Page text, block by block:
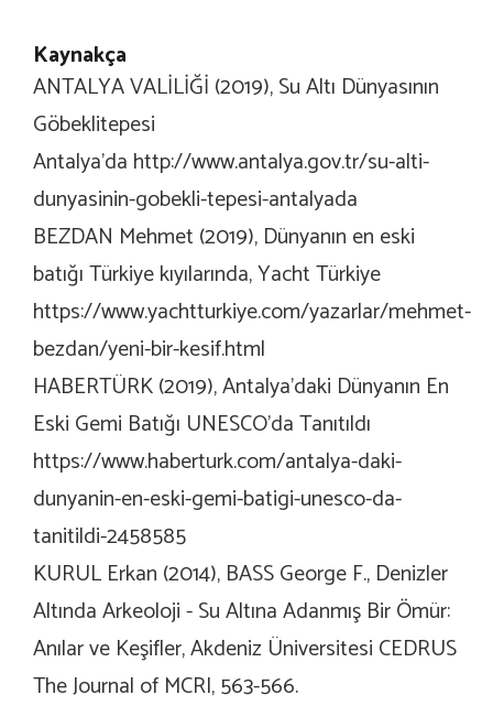
Kaynakça
ANTALYA VALİLİĞİ (2019), Su Altı Dünyasının
Göbeklitepesi
Antalya’da http://www.antalya.gov.tr/su-alti-
dunyasinin-gobekli-tepesi-antalyada
BEZDAN Mehmet (2019), Dünyanın en eski
batığı Türkiye kıyılarında, Yacht Türkiye
https://www.yachtturkiye.com/yazarlar/mehmet-
bezdan/yeni-bir-kesif.html
HABERTÜRK (2019), Antalya'daki Dünyanın En
Eski Gemi Batığı UNESCO'da Tanıtıldı
https://www.haberturk.com/antalya-daki-
dunyanin-en-eski-gemi-batigi-unesco-da-
tanitildi-2458585
KURUL Erkan (2014), BASS George F., Denizler
Altında Arkeoloji - Su Altına Adanmış Bir Ömür:
Anılar ve Keşifler, Akdeniz Üniversitesi CEDRUS
The Journal of MCRI, 563-566.